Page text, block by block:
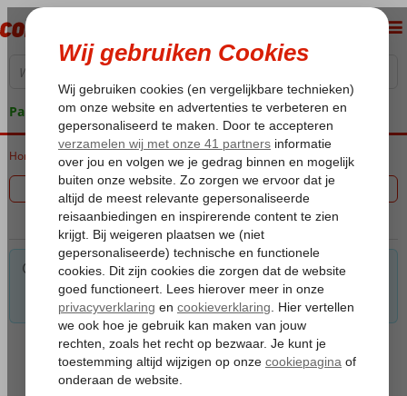
Pakketgarantie
Home Vakantie reizen
Filter 0 aanbiedingen
Voor de gekozen criteria hebben we helaas geen
mogelijkheden. Tip: verwijder een of meerdere criteria om toch
mogelijkheden te vinden.